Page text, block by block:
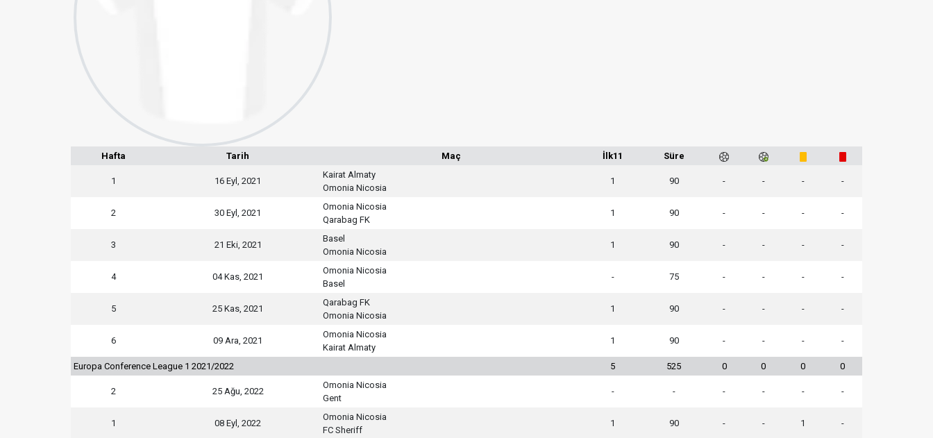
Hafta Tarih Maç İlk11 Süre
1 16 Eyl, 2021
Kairat Almaty
Omonia Nicosia
1 90 - - - -
2 30 Eyl, 2021
Omonia Nicosia
Qarabag FK
1 90 - - - -
3 21 Eki, 2021
Basel
Omonia Nicosia
1 90 - - - -
4 04 Kas, 2021
Omonia Nicosia
Basel
- 75 - - - -
5 25 Kas, 2021
Qarabag FK
Omonia Nicosia
1 90 - - - -
6 09 Ara, 2021
Omonia Nicosia
Kairat Almaty
1 90 - - - -
Europa Conference League 1 2021/2022 5 525 0 0 0 0
2 25 Ağu, 2022
Omonia Nicosia
Gent
- - - - - -
1 08 Eyl, 2022
Omonia Nicosia
FC Sheriff
1 90 - - 1 -